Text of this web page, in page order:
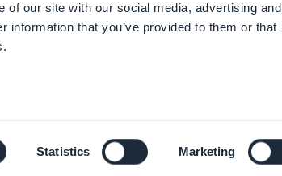
of our site with our social media, advertising and
that you’ve provided to them or that
Statistics Marketing